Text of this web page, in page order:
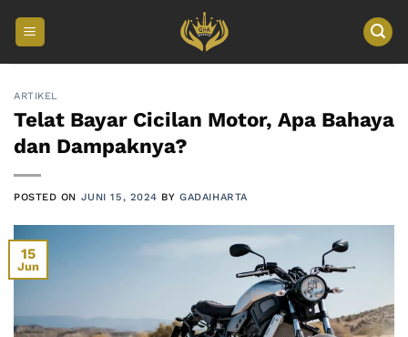
ARTIKEL
Telat Bayar Cicilan Motor, Apa Bahaya
dan Dampaknya?
POSTED ON JUNI 15, 2024 BYGADAIHARTA
15
Jun